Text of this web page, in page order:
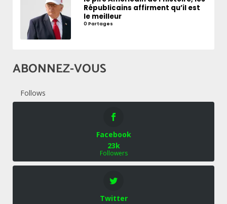
Républicains affirment qu’il est
le meilleur
0 Partages
ABONNEZ-VOUS
Follows
Facebook
23k
Followers
Twitter